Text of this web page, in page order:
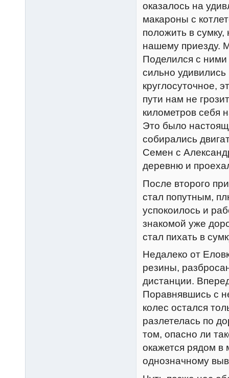
оказалось на
макароны с
положить в
нашему приезду.
Поделился с
сильно
круглосуточное,
пути нам не
километров себя
Это было
собирались
Семен с
деревню и
После второго
стал попутным,
успокоилось и
знакомой уже
стал пихать в
Недалеко от
резины,
дистанции.
Поравнявшись с
колес остался
разлетелась по
том, опасно ли
окажется рядом в
однозначному